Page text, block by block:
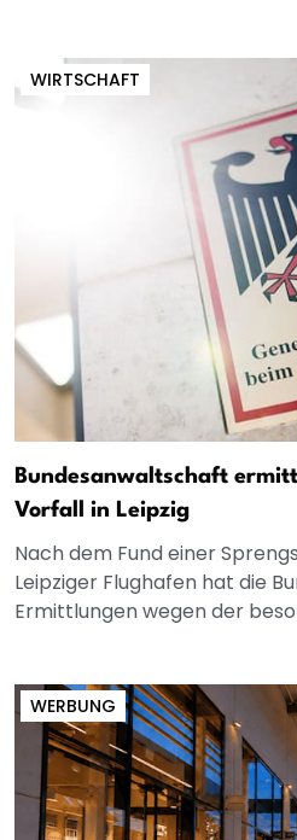
WIRTSCHAFT
Bundesanwaltschaft
Vorfall in Leipzig
Nach dem Fund einer
Leipziger Flughafen hat die
Ermittlungen wegen der
WERBUNG